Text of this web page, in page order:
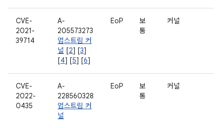
CVE-
2021-
39714
A-
205573273
업스트림 커
널 [2] [3]
[4] [5] [6]
EoP
보
통
커널
CVE-
2022-
0435
A-
228560328
업스트림 커
널
EoP
보
통
커널